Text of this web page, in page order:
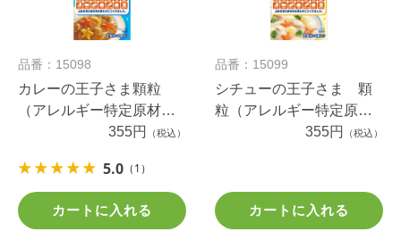
品番：15098
カレーの王子さま顆粒
（アレルギー特定原材料
等２８品目不使用）
355円 （税込）
5.0 （1）
カートに入れる
品番：15099
シチューの王子さま 顆
粒（アレルギー特定原材
料等28品目不使用）
355円 （税込）
カートに入れる